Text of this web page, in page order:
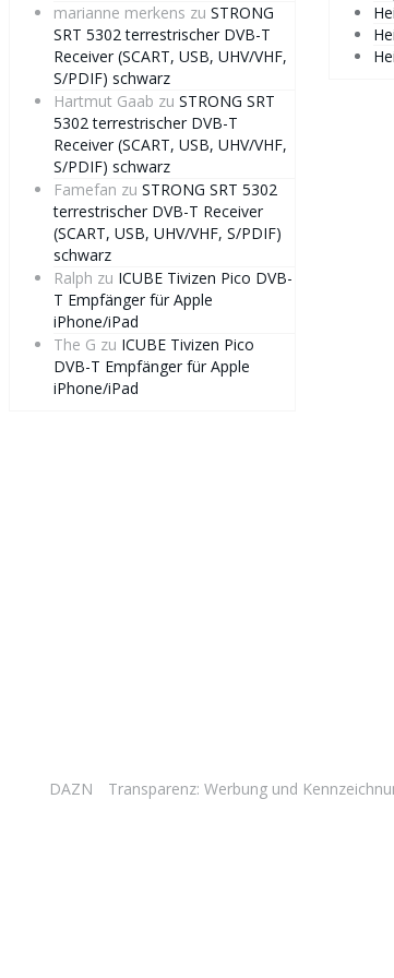
marianne merkens zu STRONG
SRT 5302 terrestrischer DVB-T
Receiver (SCART, USB, UHV/VHF,
S/PDIF) schwarz
Hartmut Gaab zu STRONG SRT
5302 terrestrischer DVB-T
Receiver (SCART, USB, UHV/VHF,
S/PDIF) schwarz
Famefan zu STRONG SRT 5302
terrestrischer DVB-T Receiver
(SCART, USB, UHV/VHF, S/PDIF)
schwarz
Ralph zu ICUBE Tivizen Pico DVB-
T Empfänger für Apple
iPhone/iPad
The G zu ICUBE Tivizen Pico
DVB-T Empfänger für Apple
iPhone/iPad
DAZN Transparenz: Werbung und